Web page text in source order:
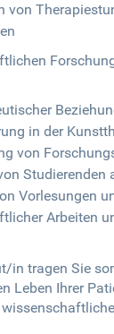
von
in der
von
Studierenden
Vorlesungen
Arbeiten
in tragen Sie
Leben Ihrer